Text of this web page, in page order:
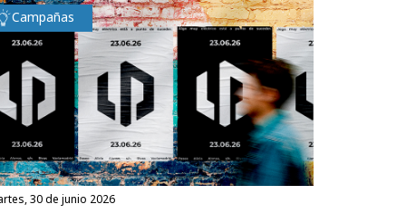
Campañas
30 de junio 2026